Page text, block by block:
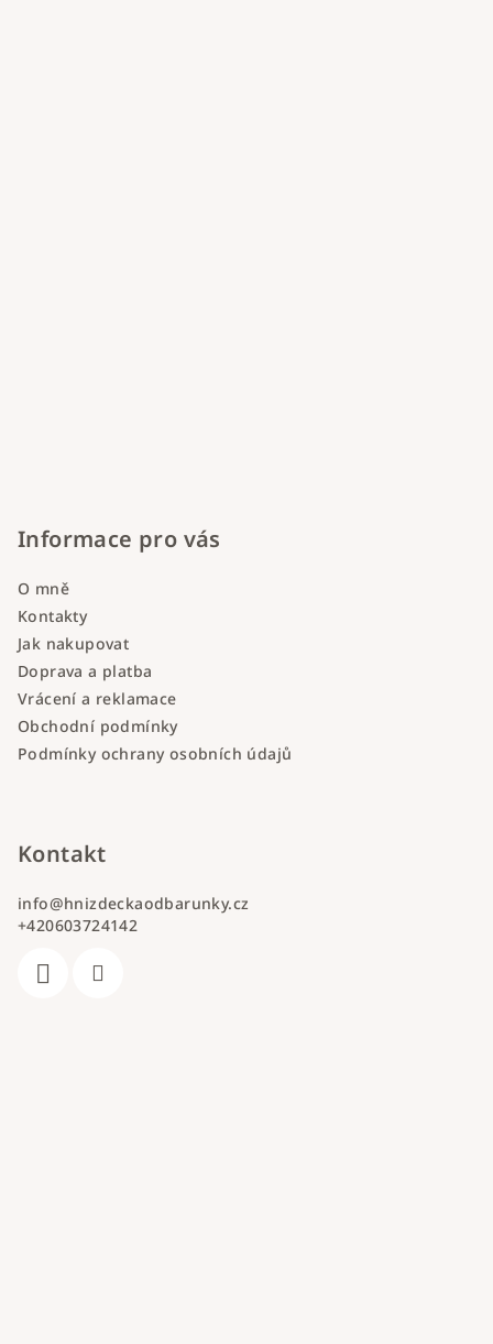
Informace pro vás
O mně
Kontakty
Jak nakupovat
Doprava a platba
Vrácení a reklamace
Obchodní podmínky
Podmínky ochrany osobních údajů
Kontakt
info@hnizdeckaodbarunky.cz
+420603724142